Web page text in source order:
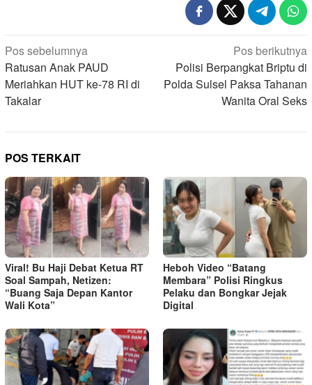
Navigasi
pos
Pos sebelumnya
Ratusan Anak PAUD
Meriahkan HUT ke-78 RI di
Takalar
Pos berikutnya
Polisi Berpangkat Briptu di
Polda Sulsel Paksa Tahanan
Wanita Oral Seks
POS TERKAIT
Viral! Bu Haji Debat Ketua RT
Soal Sampah, Netizen:
“Buang Saja Depan Kantor
Wali Kota”
Heboh Video “Batang
Membara” Polisi Ringkus
Pelaku dan Bongkar Jejak
Digital